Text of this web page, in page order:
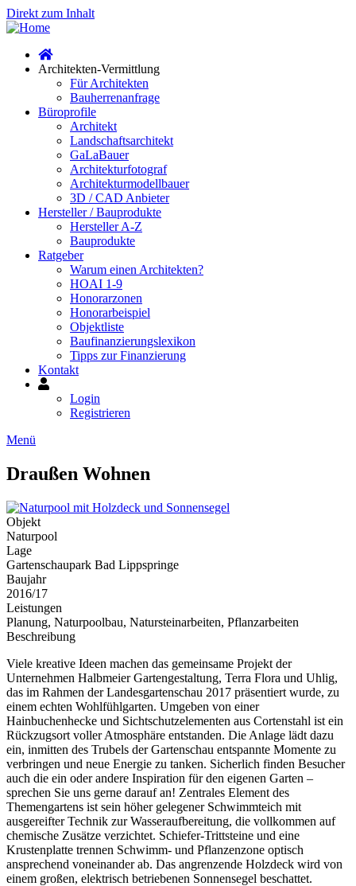
Direkt zum Inhalt
Architekten-Vermittlung
Für Architekten
Bauherrenanfrage
Büroprofile
Architekt
Landschaftsarchitekt
GaLaBauer
Architekturfotograf
Architekturmodellbauer
3D / CAD Anbieter
Hersteller / Bauprodukte
Hersteller A-Z
Bauprodukte
Ratgeber
Warum einen Architekten?
HOAI 1-9
Honorarzonen
Honorarbeispiel
Objektliste
Baufinanzierungslexikon
Tipps zur Finanzierung
Kontakt
Mein
KontoLogin
Registrieren
Menü
Draußen Wohnen
Objekt
Naturpool
Lage
Gartenschaupark Bad Lippspringe
Baujahr
2016/17
Leistungen
Planung, Naturpoolbau, Natursteinarbeiten, Pflanzarbeiten
Beschreibung
Viele kreative Ideen machen das gemeinsame Projekt der
Unternehmen Halbmeier Gartengestaltung, Terra Flora und Uhlig,
das im Rahmen der Landesgartenschau 2017 präsentiert wurde, zu
einem echten Wohlfühlgarten. Umgeben von einer
Hainbuchenhecke und Sichtschutzelementen aus Cortenstahl ist ein
Rückzugsort voller Atmosphäre entstanden. Die Anlage lädt dazu
ein, inmitten des Trubels der Gartenschau entspannte Momente zu
verbringen und neue Energie zu tanken. Sicherlich finden Besucher
auch die ein oder andere Inspiration für den eigenen Garten –
sprechen Sie uns gerne darauf an! Zentrales Element des
Themengartens ist sein höher gelegener Schwimmteich mit
ausgereifter Technik zur Wasseraufbereitung, die vollkommen auf
chemische Zusätze verzichtet. Schiefer-Trittsteine und eine
Krustenplatte trennen Schwimm- und Pflanzenzone optisch
ansprechend voneinander ab. Das angrenzende Holzdeck wird von
einem großen, elektrisch betriebenen Sonnensegel beschattet.